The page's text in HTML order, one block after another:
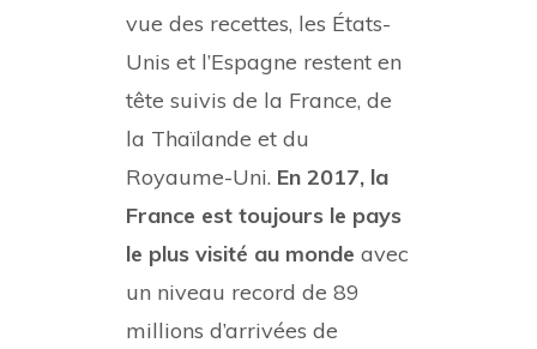
vue des recettes, les États-
Unis et l’Espagne restent en
tête suivis de la France, de
la Thaïlande et du
Royaume-Uni. En 2017, la
France est toujours le pays
le plus visité au monde avec
un niveau record de 89
millions d’arrivées de